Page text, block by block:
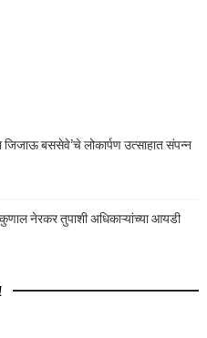
जिजाऊ बससेवे’चे लोकार्पण उत्साहात संपन्न
नेरकर तुपाशी अधिकाऱ्यांच्या आयडी